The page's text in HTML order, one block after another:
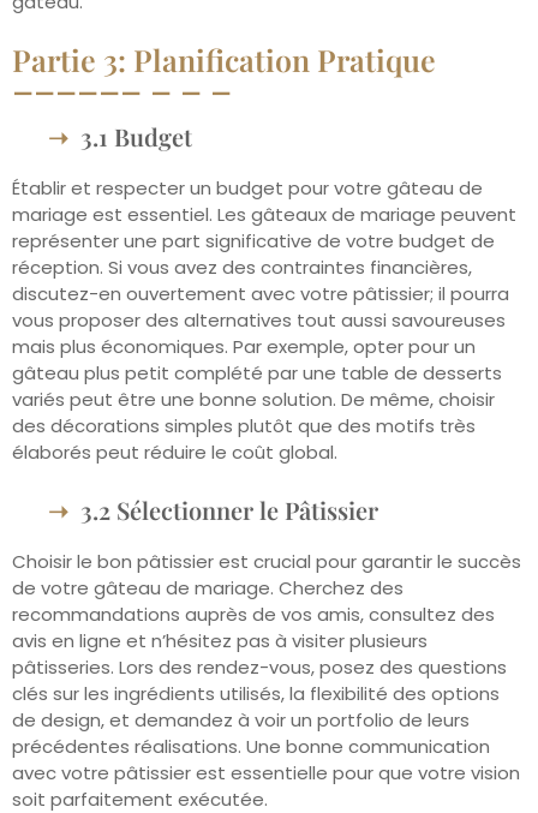
Partie 3: Planification Pratique
3.1 Budget
Établir et respecter un budget pour votre gâteau de
mariage est essentiel. Les gâteaux de mariage peuvent
représenter une part significative de votre budget de
réception. Si vous avez des contraintes financières,
discutez-en ouvertement avec votre pâtissier; il pourra
vous proposer des alternatives tout aussi savoureuses
mais plus économiques. Par exemple, opter pour un
gâteau plus petit complété par une table de desserts
variés peut être une bonne solution. De même, choisir
des décorations simples plutôt que des motifs très
élaborés peut réduire le coût global.
3.2 Sélectionner le Pâtissier
Choisir le bon pâtissier est crucial pour garantir le succès
de votre gâteau de mariage. Cherchez des
recommandations auprès de vos amis, consultez des
avis en ligne et n’hésitez pas à visiter plusieurs
pâtisseries. Lors des rendez-vous, posez des questions
clés sur les ingrédients utilisés, la flexibilité des options
de design, et demandez à voir un portfolio de leurs
précédentes réalisations. Une bonne communication
avec votre pâtissier est essentielle pour que votre vision
soit parfaitement exécutée.